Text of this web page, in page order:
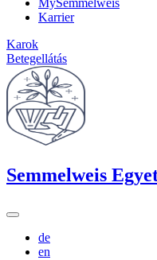
MySemmelweis
Karrier
Karok
Betegellátás
Semmelweis
de
en